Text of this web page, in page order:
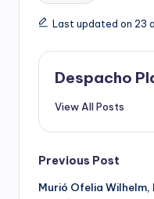
Last updated on 23
Despacho
View All Posts
Post
Previous Post
Murió Ofelia Wilhelm,